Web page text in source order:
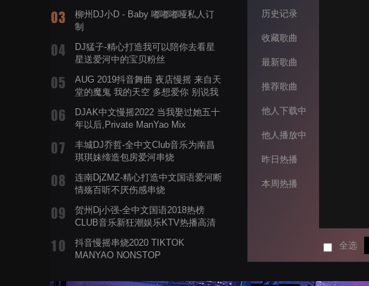
柳州DJ小D - Baby 嘟嘟嘟哑私人订
制
DJ猛子-精心打造我可以陪你去看星
星送爱河中的宝贝粉丝
AUG 2019抖音舞曲 夜店慢摇 来自天
堂的魔鬼 我的天空 多想爱你 别说我
DJAK中文慢摇2022 当我娶过她五十
年以后,Private ManYao Mix
丰城DJ乔哲-全中文Club音乐为南昌
琪琪妹缔造包房爱河串烧
连南DjZMZ-精心打造中文国语爱河断
情殇百听不厌伤感串烧
贺州Dj小强-全中文国语2018热榜
CLUB音乐新狂潮娱乐KTV热播高清
抖音慢摇串烧2020 TIKTOK
MANYAO NONSTOP
蝉爸爸妈妈爱存在夏天的风是想你的
历史记录
收藏歌曲
最新歌曲
推荐歌曲
他人下载中
他人播放中
昨日热播
本周热播
全选